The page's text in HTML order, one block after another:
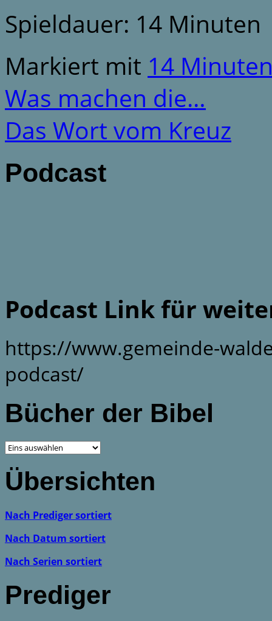
Spieldauer: 14 Minuten
Markiert mit 14
Was machen die…
Das Wort vom Kreuz
Podcast
Podcast Link für
https://www.gemeinde-
podcast/
Bücher der Bibel
Übersichten
Nach Prediger sortiert
Nach Datum sortiert
Nach Serien sortiert
Prediger